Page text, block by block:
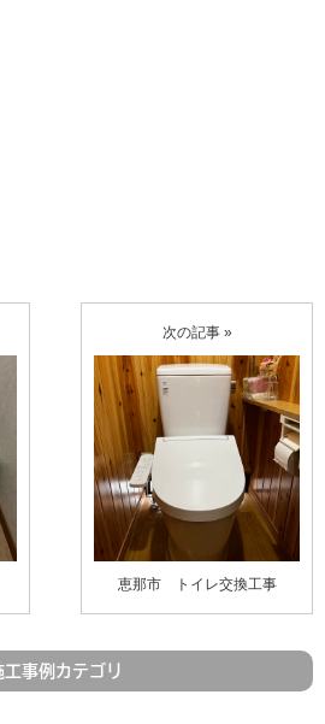
次の記事 »
恵那市 トイレ交換工事
工事例カテゴリ